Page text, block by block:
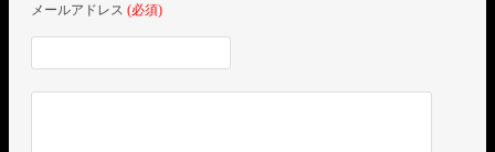
メールアドレス (必須)